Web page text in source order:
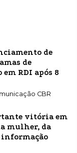
de
de
RDI após 8
CBR
vitória em
mulher, da
informação